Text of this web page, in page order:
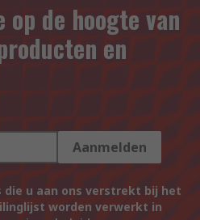
op de hoogte van
en
Aanmelden
die u aan ons verstrekt bij het
worden verwerkt in